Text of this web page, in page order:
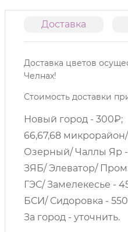
Доставка
Доставка цветов
Челнах!
Стоимость доставки
Новый город - 300₽;
66,67,68
Озерный/ Чаллы Яр -
ЗЯБ/ Элеватор/
ГЭС/ Замелекесье -
БСИ/ Сидоровка -
За город - уточнить.